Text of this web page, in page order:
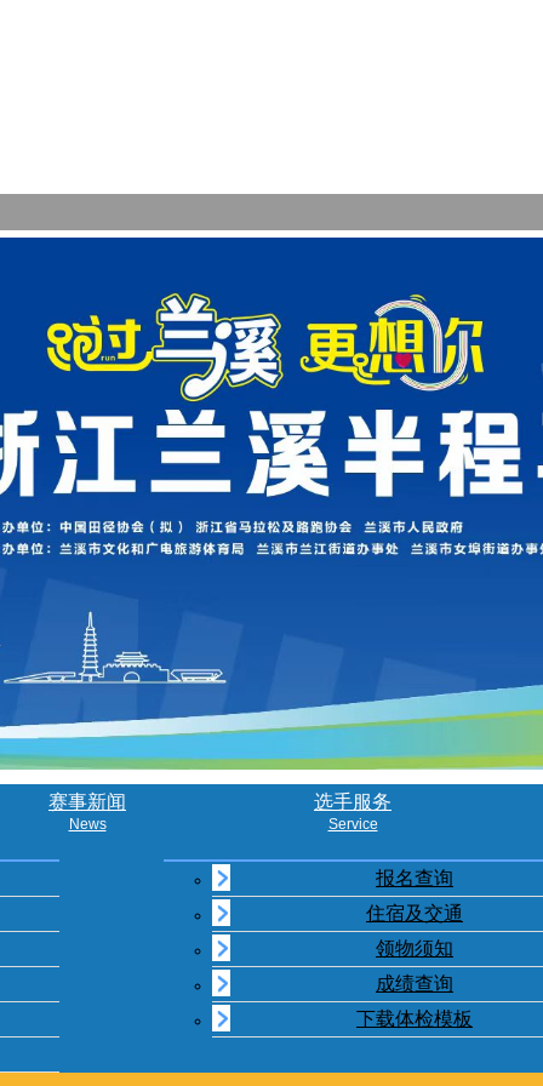
赛事新闻
News
选手服务
Service
报名查询
住宿及交通
领物须知
成绩查询
下载体检模板